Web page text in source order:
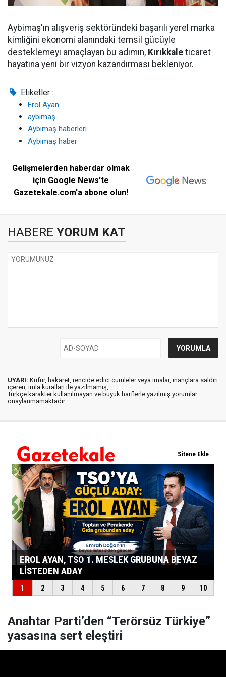
Aybimaş'ın alışveriş sektöründeki başarılı yerel marka
kimliğini ekonomi alanındaki temsil gücüyle
desteklemeyi amaçlayan bu adımın, Kırıkkale ticaret
hayatına yeni bir vizyon kazandırması bekleniyor.
Etiketler :
Erol Ayan
aybimaş
Aybimaş haberleri
Aybimaş haber
Gelişmelerden haberdar olmak
için Google News'te
Gazetekale.com'a abone olun!
HABERE YORUM KAT
UYARI: Küfür, hakaret, rencide edici cümleler veya imalar, inançlara saldırı
içeren, imla kuralları ile yazılmamış,
Türkçe karakter kullanılmayan ve büyük harflerle yazılmış yorumlar
onaylanmamaktadır.
Anahtar Parti’den “Terörsüz Türkiye”
yasasına sert eleştiri